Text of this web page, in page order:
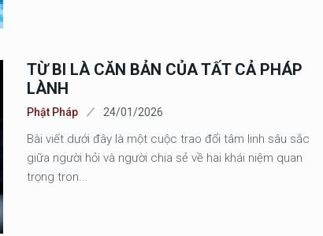
TỪ BI LÀ CĂN BẢN CỦA TẤT CẢ PHÁP
LÀNH
Phật Pháp 24/01/2026
Bài viết dưới đây là một cuộc trao đổi tâm linh sâu sắc
giữa người hỏi và người chia sẻ về hai khái niệm quan
trọng tron...